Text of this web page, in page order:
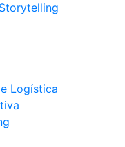
Logística